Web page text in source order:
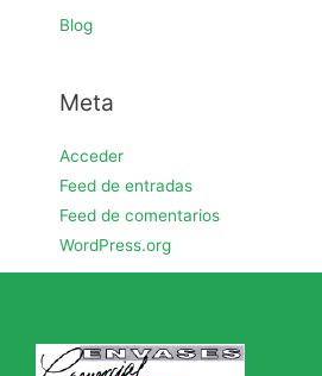
Blog
Meta
Acceder
Feed de entradas
Feed de comentarios
WordPress.org